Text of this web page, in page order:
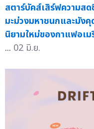
สตาร์บัคส์เสิร์ฟความส
มะม่วงมหาชนกและมัง
นิยามใหม่ของกาแฟอเ
... 02 มิ.ย.